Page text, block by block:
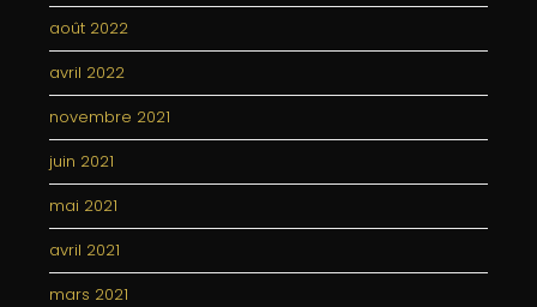
août 2022
avril 2022
novembre 2021
juin 2021
mai 2021
avril 2021
mars 2021